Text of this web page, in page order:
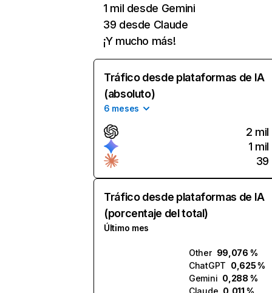
1 mil desde Gemini
39 desde Claude
¡Y mucho más!
Tráfico desde plataformas de IA
(absoluto)
6 meses
2 mil
1 mil
39
Tráfico desde plataformas de IA
(porcentaje del total)
Último mes
Other 99,076 %
ChatGPT 0,625 %
Gemini 0,288 %
Claude 0,011 %